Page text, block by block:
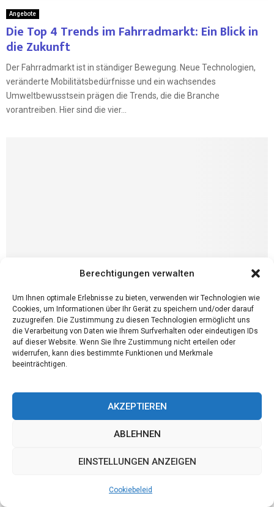
Berechtigungen verwalten
Um Ihnen optimale Erlebnisse zu bieten, verwenden wir Technologien wie
Cookies, um Informationen über Ihr Gerät zu speichern und/oder darauf
zuzugreifen. Die Zustimmung zu diesen Technologien ermöglicht uns
die Verarbeitung von Daten wie Ihrem Surfverhalten oder eindeutigen IDs
auf dieser Website. Wenn Sie Ihre Zustimmung nicht erteilen oder
widerrufen, kann dies bestimmte Funktionen und Merkmale
beeinträchtigen.
AKZEPTIEREN
ABLEHNEN
EINSTELLUNGEN ANZEIGEN
Cookiebeleid
Angebote
Die Top 4 Trends im Fahrradmarkt: Ein Blick in
die Zukunft
Der Fahrradmarkt ist in ständiger Bewegung. Neue Technologien,
veränderte Mobilitätsbedürfnisse und ein wachsendes
Umweltbewusstsein prägen die Trends, die die Branche
vorantreiben. Hier sind die vier...
Angebote
Die richtige Pflege für Ihr Auto: Warum eine
Autoabdeckung wichtig ist
auch ein persönliches Gut, das es zu schützen gilt. Die richtige